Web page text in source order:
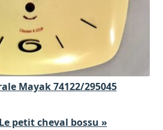
Mayak 74122/295045
petit cheval bossu »